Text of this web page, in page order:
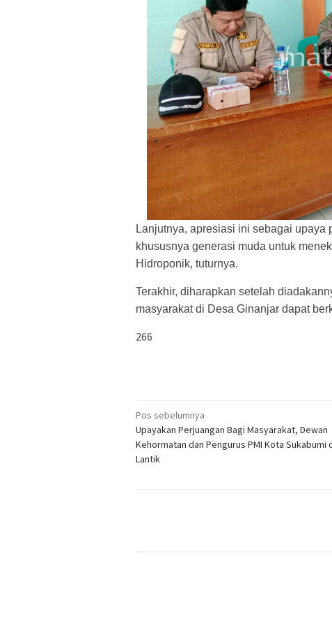
Lanjutnya, apresiasi ini sebagai upaya
khususnya generasi muda untuk
Hidroponik, tuturnya.
Terakhir, diharapkan setelah
masyarakat di Desa Ginanjar dapat
266
Navigasi
pos
Pos sebelumnya
Upayakan Perjuangan Bagi Masyarakat, Dewan
Kehormatan dan Pengurus PMI Kota Sukabumi
Lantik